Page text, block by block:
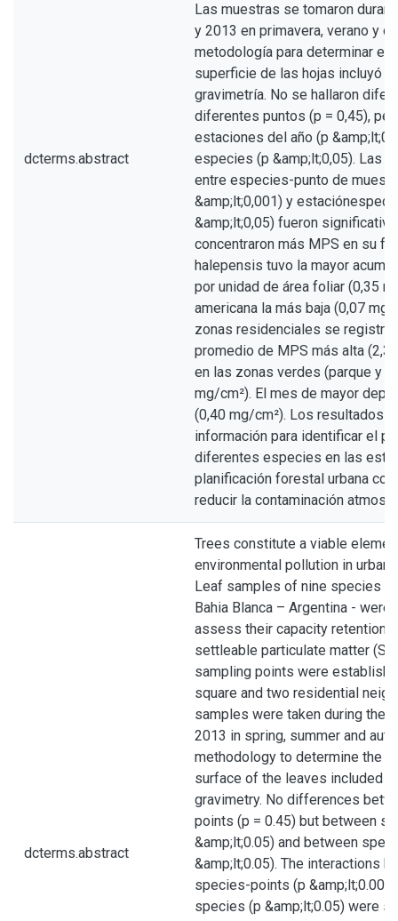
dcterms.abstract
Las muestras se tomaron
y 2013 en primavera, verano y
metodología para determinar el
superficie de las hojas incluyó
gravimetría. No se hallaron
diferentes puntos (p = 0,45),
estaciones del año (p
especies (p &amp;lt;0,05). Las
entre especies-punto de
&amp;lt;0,001) y
&amp;lt;0,05) fueron
concentraron más MPS en su
halepensis tuvo la mayor
por unidad de área foliar (0,35
americana la más baja (0,07 mg/
zonas residenciales se registró
promedio de MPS más alta
en las zonas verdes (parque y
mg/cm²). El mes de mayor
(0,40 mg/cm²). Los resultados
información para identificar el
diferentes especies en las
planificación forestal urbana
reducir la contaminación
dcterms.abstract
Trees constitute a viable
environmental pollution in urban
Leaf samples of nine species
Bahia Blanca – Argentina -
assess their capacity retention
settleable particulate matter
sampling points were
square and two residential
samples were taken during the
2013 in spring, summer and
methodology to determine the
surface of the leaves included
gravimetry. No differences
points (p = 0.45) but between
&amp;lt;0.05) and between
&amp;lt;0.05). The interactions
species-points (p
species (p &amp;lt;0.05) were